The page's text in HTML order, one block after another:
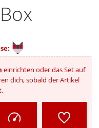
einrichten oder das Set auf
dich, sobald der Artikel